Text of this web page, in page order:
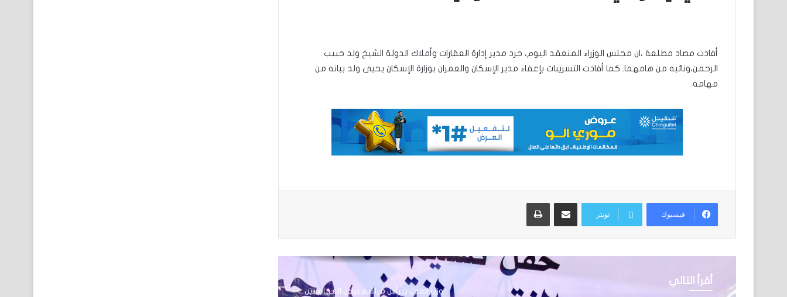
أفادت مصاد مطلعة ،ان مجلس الوزراء المنعقد اليوم، جرد مدير إدارة العقارات وأملاك الدولة الشيخ ولد حبيب
الرحمن،ونائبه من هامهما. كما أفادت التسريبات بإعفاء مدير الإسكان والعمران بوزارة الإسكان يحيى ولد ببانه من
مهامه.
فيسبوك تويتر
مشاركة عبر البريد طباعة
أقرأ التالي
تعيين مكلف برئاسة الجمهورية
ولايات(مقاييس)
مجلس الوزراء يعقد اجتماعه الأسبوعي
تساقطات مطرية على مناطق في ولاية
وزير العدل يترأس مراسم تبادل المهام بين